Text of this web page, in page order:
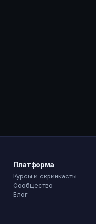
Платформа
Курсы и скринкасты
Сообщество
Блог